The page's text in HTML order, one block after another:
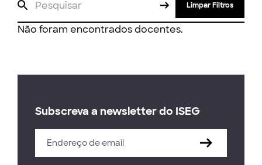
Limpar Filtros
Não foram encontrados docentes.
Subscreva a newsletter do ISEG